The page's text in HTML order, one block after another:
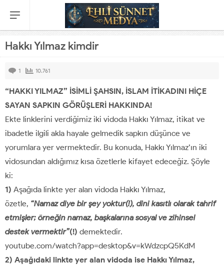
Hakkı Yılmaz kimdir
1 10.761
“HAKKI YILMAZ” İSİMLİ ŞAHSIN, İSLAM İTİKADINI HİÇE
SAYAN SAPKIN GÖRÜŞLERİ HAKKINDA!
Ekte linklerini verdiğimiz iki vidoda Hakkı Yılmaz, itikat ve
ibadetle ilgili akla hayale gelmedik sapkın düşünce ve
yorumlara yer vermektedir. Bu konuda, Hakkı Yılmaz’ın iki
vidosundan aldığımız kısa özetlerle kifayet edeceğiz. Şöyle
ki:
1) Aşağıda linkte yer alan vidoda Hakkı Yılmaz,
özetle, “Namaz diye bir şey yoktur(!), dini kasıtlı olarak tahrif
etmişler; örneğin namaz, başkalarına sosyal ve zihinsel
destek vermektir”(!) demektedir.
youtube.com/watch?app=desktop&v=kWdzcpQ5KdM
2) Aşağıdaki linkte yer alan vidoda ise Hakkı Yılmaz,